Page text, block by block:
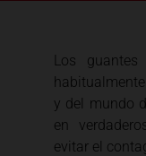
Los
y del mundo
en
evitar el